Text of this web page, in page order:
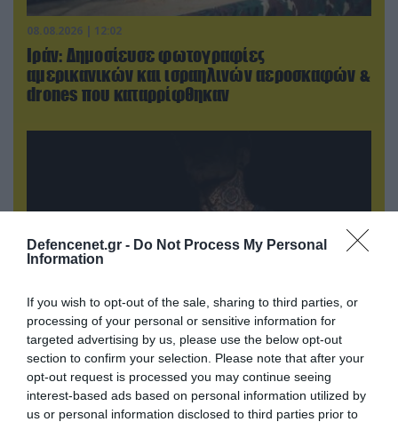
Defencenet.gr - Do Not Process My Personal
Information
If you wish to opt-out of the sale, sharing to third parties, or
processing of your personal or sensitive information for
targeted advertising by us, please use the below opt-out
section to confirm your selection. Please note that after your
opt-out request is processed you may continue seeing
interest-based ads based on personal information utilized by
us or personal information disclosed to third parties prior to
08.08.2026 | 12:02
Ιράν: Δημοσίευσε φωτογραφίες
αμερικανικών και ισραηλινών αεροσκαφών &
drones που καταρρίφθηκαν
08.08.2026 | 09:02
«Η απόλυτη τραγωδία»: Η «αιχμηρή» ανάρτηση
του Αρκά για τα τατουάζ (φωτο)